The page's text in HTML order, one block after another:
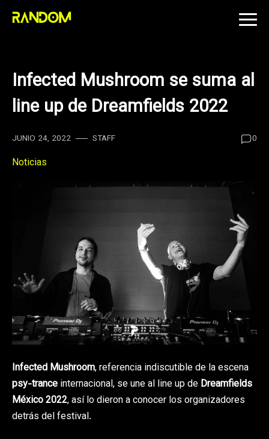
Skip
Infected Mushroom se suma al
line up de Dreamfields 2022
JUNIO 24, 2022 STAFF 0
Noticias
Infected Mushroom, referencia indiscutible de la escena
psy-trance internacional, se une al line up de Dreamfields
México 2022, así lo dieron a conocer los organizadores
detrás del festival.